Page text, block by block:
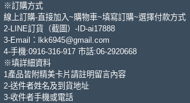
※訂購方式
線上訂購-直接加入~購物車~填寫訂購~選擇付款方式
2-LINE訂貨（截圖）-ID-ai17888
3-Email：lkk6945@gmail.com
4-手機:0916-316-917 市話:06-2920668
※填詳細資料
1產品皆附精美卡片請註明留言內容
2-送件者姓名及到貨地址
3-收件者手機或電話